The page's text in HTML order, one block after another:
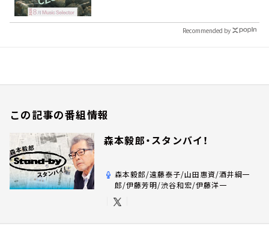
Recommended by
この記事の番組情報
森本毅郎・スタンバイ！
森本毅郎/遠藤泰子/山田惠資/酒井綱一
郎/伊藤芳明/渋谷和宏/伊藤洋一